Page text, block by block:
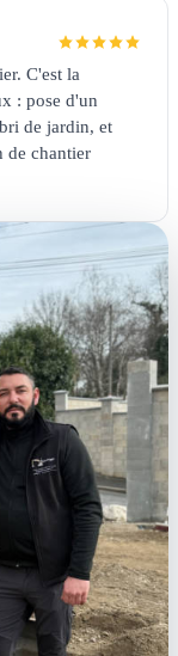
C'est la
: pose d'un
de jardin, et
de chantier